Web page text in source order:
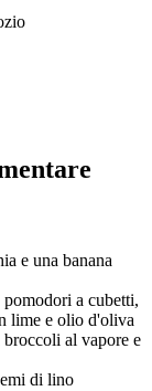
e una banana
a cubetti,
lime e olio d'oliva
al vapore e
di lino